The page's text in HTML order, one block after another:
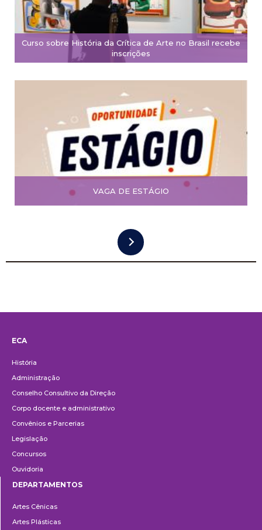
Curso sobre História da Crítica de Arte no Brasil recebe
inscrições
VAGA DE ESTÁGIO
ECA
História
Administração
Conselho Consultivo da Direção
Corpo docente e administrativo
Convênios e Parcerias
Legislação
Concursos
Ouvidoria
DEPARTAMENTOS
Artes Cênicas
Artes Plásticas